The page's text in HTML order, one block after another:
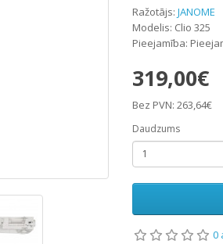
Ražotājs: JANOME
Modelis: Clio 325
Pieejamība:
319,00€
Bez PVN: 263,64€
Daudzums
0